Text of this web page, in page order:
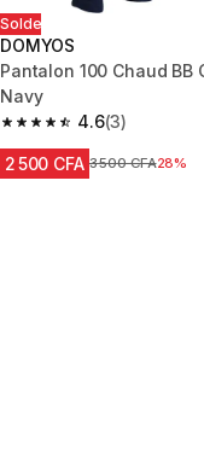
Solde
DOMYOS
Pantalon 100 Chaud BB
Navy
4.6
4.6 out of 5 stars from 3
(3)
2 500 CFA Prix avant
3 500 CFA28%